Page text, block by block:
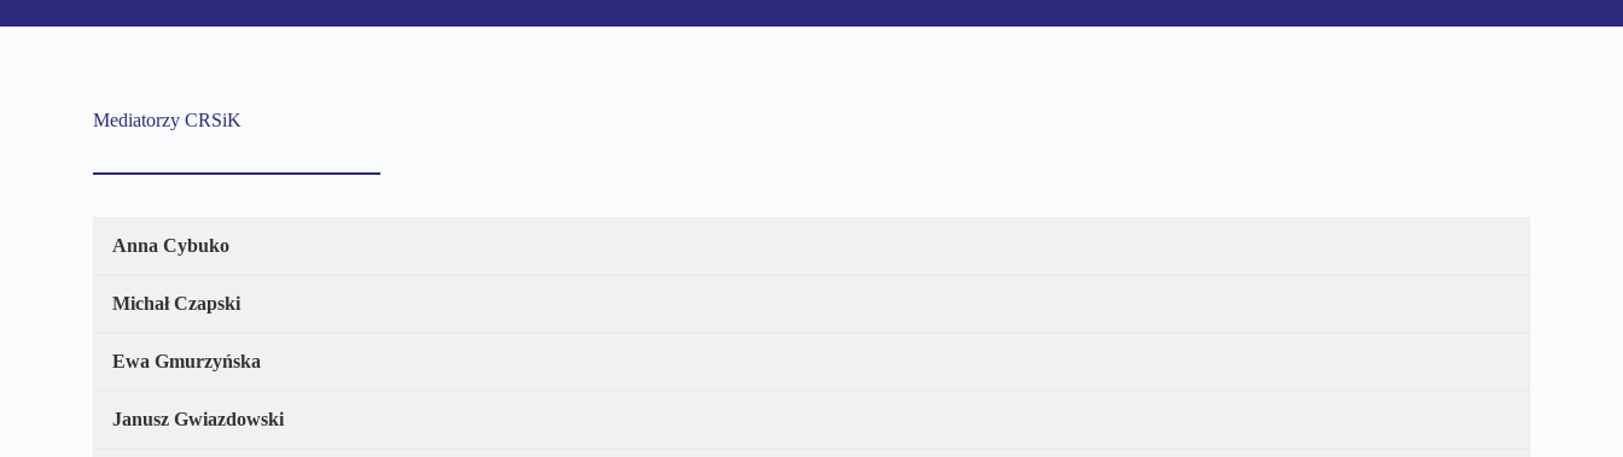
Mediatorzy CRSiK
Anna Cybuko
Michał Czapski
Ewa Gmurzyńska
Janusz Gwiazdowski